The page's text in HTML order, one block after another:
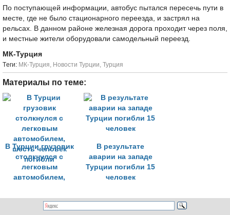
По поступающей информации, автобус пытался пересечь пути в
месте, где не было стационарного переезда, и застрял на
рельсах. В данном районе железная дорога проходит через поля,
и местные жители оборудовали самодельный переезд.
МК-Турция
Tеги: МК-Турция, Новости Турции, Турция
Материалы по теме:
В Турции грузовик
столкнулся с
легковым
автомобилем,
погибли
В результате
аварии на западе
Турции погибли 15
человек